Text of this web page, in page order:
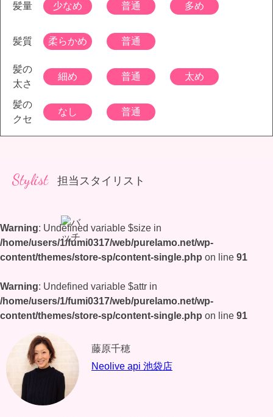
髪量 少なめ 普通 多め
髪質 柔らかめ 普通
髪の
太さ
細め 普通 太め
髪の
クセ
なし 普通
Stylist 担当スタイリスト
Warning: Undefined variable $size in
/home/users/1/fumi0317/web/purelamo.net/wp-
content/themes/store-sp/content-single.php on line 91
Warning: Undefined variable $attr in
/home/users/1/fumi0317/web/purelamo.net/wp-
content/themes/store-sp/content-single.php on line 91
藤原千穂
Neolive api 池袋店